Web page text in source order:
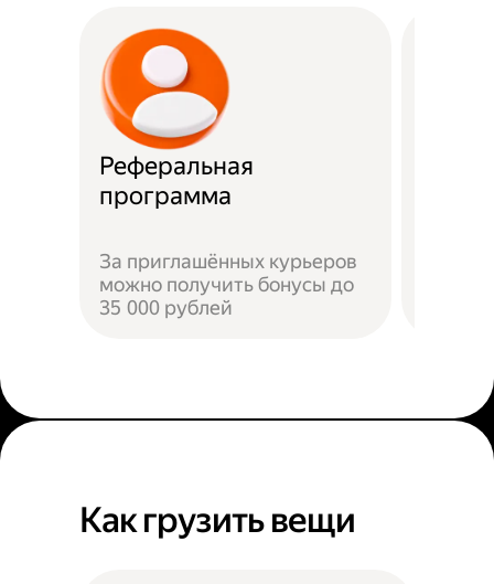
Реферальная
программа
За приглашённых курьеров
можно получить бонусы до
35 000 рублей
Как грузить вещи